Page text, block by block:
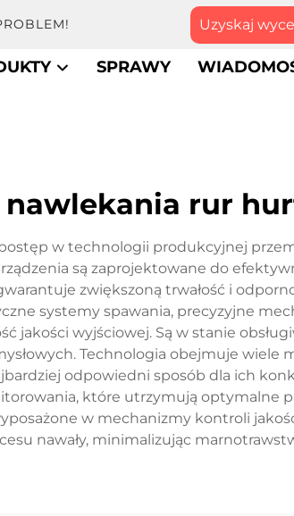
Uzyskaj
SPRAWY
nawlekania rur
w technologii produkcyjnej
są zaprojektowane do
zwiększoną trwałość i
systemy spawania, precyzyjne
wyjściowej. Są w stanie
Technologia obejmuje wiele
odpowiedni sposób dla ich
które utrzymują optymalne
w mechanizmy kontroli
nawały, minimalizując